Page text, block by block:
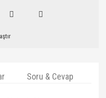
Soru & Cevap